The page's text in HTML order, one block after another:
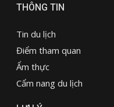
THÔNG TIN
Tin du lịch
Điểm tham quan
Ẩm thực
Cẩm nang du lịch